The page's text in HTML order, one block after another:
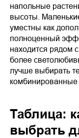
напольные
высоты.
уместны как
полноценный
находится рядом
более
лучше выбирать
комбинированные
Таблица:
выбрать